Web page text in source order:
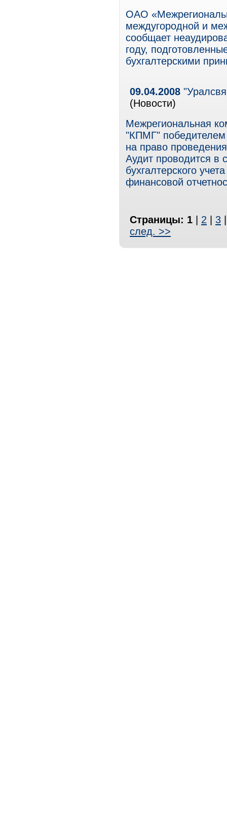
ОАО
междугородной и
сообщает
году,
бухгалтерскими
09.04.2008
(Новости)
Межрегиональная
"КПМГ" победителем
на право
Аудит проводится в
бухгалтерского
финансовой
Страницы: 1 2 3
след. >>